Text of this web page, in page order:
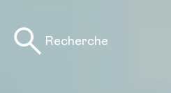
Recherche